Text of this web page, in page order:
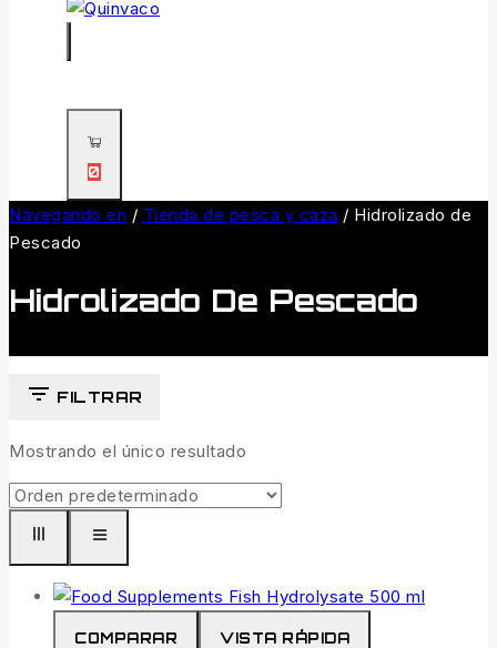
0
Navegando en / Tienda de pesca y caza / Hidrolizado de
Pescado
Hidrolizado De Pescado
FILTRAR
Mostrando el único resultado
COMPARAR VISTA RÁPIDA